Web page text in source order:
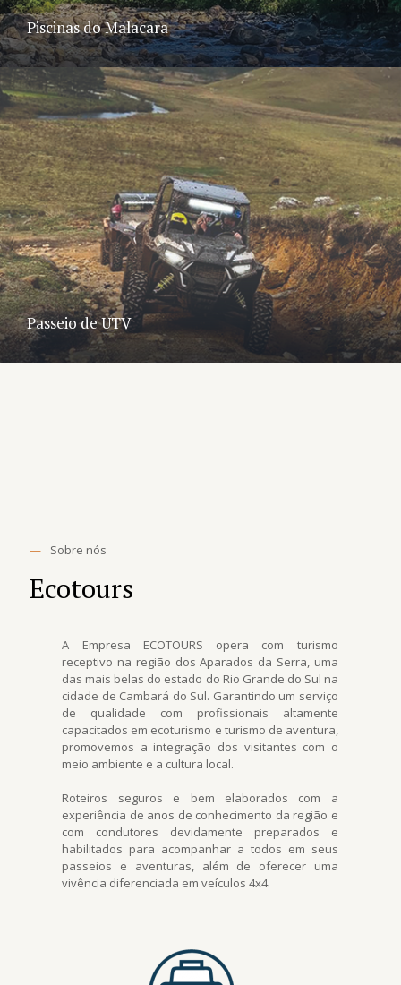
Piscinas do Malacara
Passeio de UTV
— Sobre nós
Ecotours
A Empresa ECOTOURS opera com turismo
receptivo na região dos Aparados da Serra, uma
das mais belas do estado do Rio Grande do Sul na
cidade de Cambará do Sul. Garantindo um serviço
de qualidade com profissionais altamente
capacitados em ecoturismo e turismo de aventura,
promovemos a integração dos visitantes com o
meio ambiente e a cultura local.
Roteiros seguros e bem elaborados com a
experiência de anos de conhecimento da região e
com condutores devidamente preparados e
habilitados para acompanhar a todos em seus
passeios e aventuras, além de oferecer uma
vivência diferenciada em veículos 4x4.